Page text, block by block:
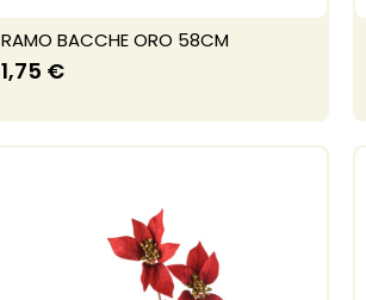
RAMO BACCHE ORO 58CM
1,75 €